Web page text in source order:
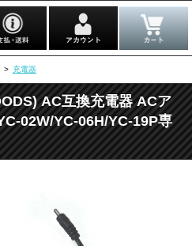
> 充電器
AC互換充電器 ACア
02W/YC-06H/YC-19P専